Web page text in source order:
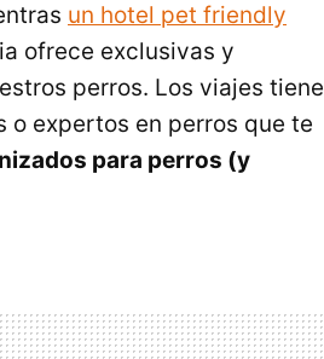
un hotel pet friendly
ofrece exclusivas y
perros. Los viajes tiene
o expertos en perros que te
para perros (y